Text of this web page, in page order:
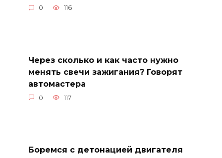
0 116
Через сколько и как часто нужно
менять свечи зажигания? Говорят
автомастера
0 117
Боремся с детонацией двигателя